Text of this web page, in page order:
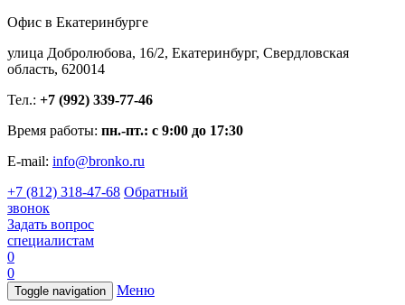
Офис в Екатеринбурге
улица Добролюбова, 16/2, Екатеринбург, Свердловская
область, 620014
Тел.: +7 (992) 339-77-46
Время работы: пн.-пт.: с 9:00 до 17:30
E-mail: info@bronko.ru
+7 (812) 318-47-68 Обратный
звонок
Задать вопрос
специалистам
0
0
Toggle navigation Меню